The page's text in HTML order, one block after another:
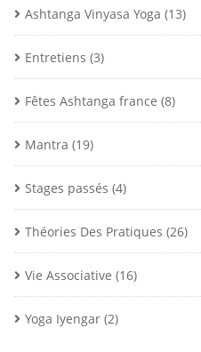
Ashtanga Vinyasa Yoga (13)
Entretiens (3)
Fêtes Ashtanga france (8)
Mantra (19)
Stages passés (4)
Théories Des Pratiques (26)
Vie Associative (16)
Yoga Iyengar (2)